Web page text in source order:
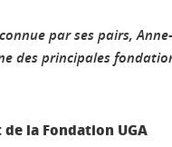
par ses pairs,
des principales
la Fondation UGA